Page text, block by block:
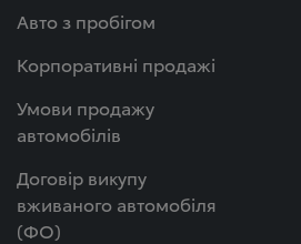
Авто з пробігом
Корпоративні продажі
Умови продажу
автомобілів
Договір викупу
вживаного автомобіля
(ФО)